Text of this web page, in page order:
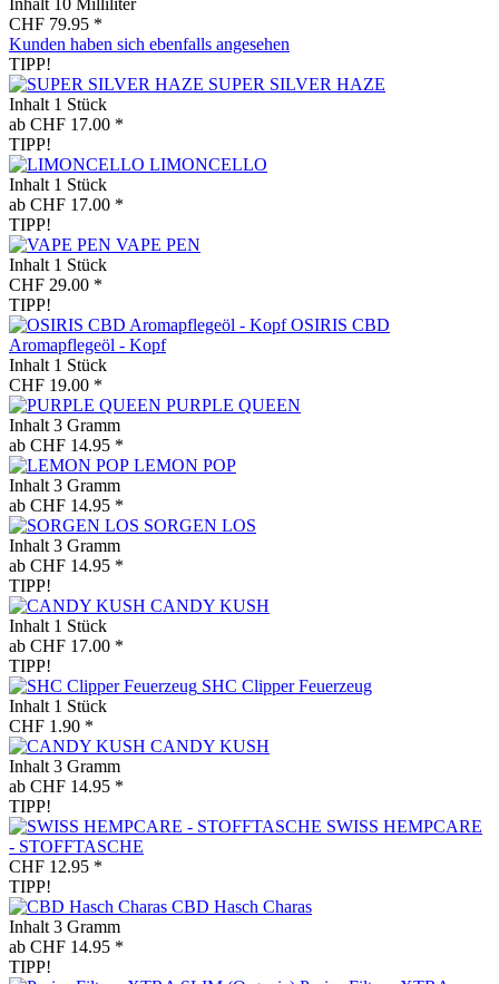
CHF 79.95 *
Kunden haben sich ebenfalls angesehen
TIPP!
SUPER SILVER HAZE
Inhalt 1 Stück
ab CHF 17.00 *
TIPP!
LIMONCELLO
Inhalt 1 Stück
ab CHF 17.00 *
TIPP!
VAPE PEN
Inhalt 1 Stück
CHF 29.00 *
TIPP!
OSIRIS CBD
Aromapflegeöl - Kopf
Inhalt 1 Stück
CHF 19.00 *
PURPLE QUEEN
Inhalt 3 Gramm
ab CHF 14.95 *
LEMON POP
Inhalt 3 Gramm
ab CHF 14.95 *
SORGEN LOS
Inhalt 3 Gramm
ab CHF 14.95 *
TIPP!
CANDY KUSH
Inhalt 1 Stück
ab CHF 17.00 *
TIPP!
SHC Clipper Feuerzeug
Inhalt 1 Stück
CHF 1.90 *
CANDY KUSH
Inhalt 3 Gramm
ab CHF 14.95 *
TIPP!
SWISS HEMPCARE
- STOFFTASCHE
CHF 12.95 *
TIPP!
CBD Hasch Charas
Inhalt 3 Gramm
ab CHF 14.95 *
TIPP!